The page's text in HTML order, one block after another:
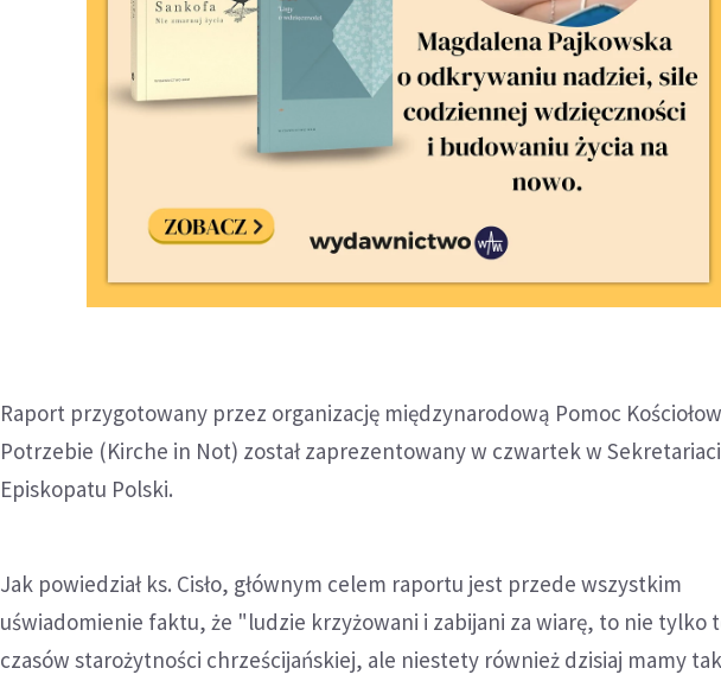
Raport przygotowany przez organizację międzynarodową Pomoc
Potrzebie (Kirche in Not) został zaprezentowany w czwartek w
Episkopatu Polski.
Jak powiedział ks. Cisło, głównym celem raportu jest przede wszystkim
uświadomienie faktu, że "ludzie krzyżowani i zabijani za wiarę, to nie tylko
czasów starożytności chrześcijańskiej, ale niestety również dzisiaj mamy